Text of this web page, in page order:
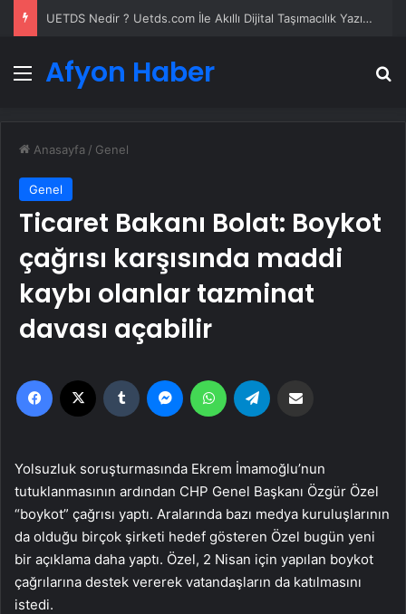
UETDS Nedir ? Uetds.com İle Akıllı Dijital Taşımacılık Yazılımı
Menü
Afyon Haber
Anasayfa / Genel
Genel
Ticaret Bakanı Bolat: Boykot
çağrısı karşısında maddi
kaybı olanlar tazminat
davası açabilir
Facebook Tumblr MessengerWhatsApp
Yolsuzluk soruşturmasında Ekrem İmamoğlu’nun
tutuklanmasının ardından CHP Genel Başkanı Özgür Özel
“boykot” çağrısı yaptı. Aralarında bazı medya kuruluşlarının
da olduğu birçok şirketi hedef gösteren Özel bugün yeni
bir açıklama daha yaptı. Özel, 2 Nisan için yapılan boykot
çağrılarına destek vererek vatandaşların da katılmasını
istedi.